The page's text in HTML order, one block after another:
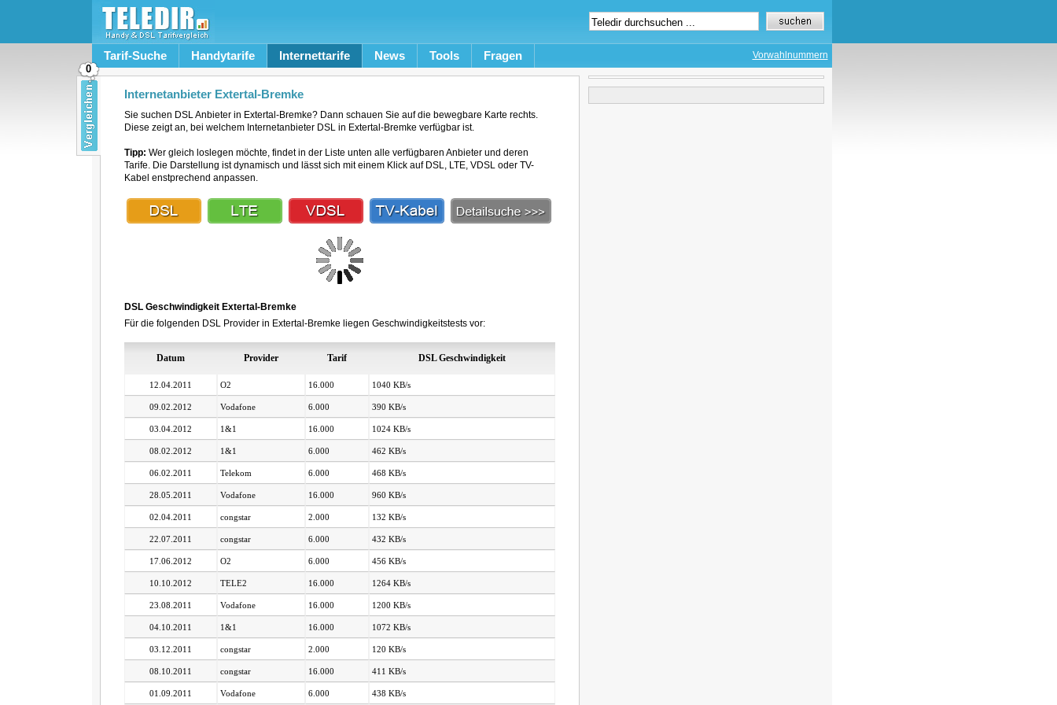
Tarif-Suche Handytarife Internettarife News Tools Fragen Vorwahlnummern
Internetanbieter Extertal-Bremke
Sie suchen DSL Anbieter in Extertal-Bremke? Dann schauen Sie auf die bewegbare Karte rechts.
Diese zeigt an, bei welchem Internetanbieter DSL in Extertal-Bremke verfügbar ist.
Tipp: Wer gleich loslegen möchte, findet in der Liste unten alle verfügbaren Anbieter und deren
Tarife. Die Darstellung ist dynamisch und lässt sich mit einem Klick auf DSL, LTE, VDSL oder TV-
Kabel enstprechend anpassen.
DSL Geschwindigkeit Extertal-Bremke
Für die folgenden DSL Provider in Extertal-Bremke liegen Geschwindigkeitstests vor:
Datum Provider Tarif DSL Geschwindigkeit
12.04.2011 O2 16.000 1040 KB/s
09.02.2012 Vodafone 6.000 390 KB/s
03.04.2012 1&1 16.000 1024 KB/s
08.02.2012 1&1 6.000 462 KB/s
06.02.2011 Telekom 6.000 468 KB/s
28.05.2011 Vodafone 16.000 960 KB/s
02.04.2011 congstar 2.000 132 KB/s
22.07.2011 congstar 6.000 432 KB/s
17.06.2012 O2 6.000 456 KB/s
10.10.2012 TELE2 16.000 1264 KB/s
23.08.2011 Vodafone 16.000 1200 KB/s
04.10.2011 1&1 16.000 1072 KB/s
03.12.2011 congstar 2.000 120 KB/s
08.10.2011 congstar 16.000 411 KB/s
01.09.2011 Vodafone 6.000 438 KB/s
0